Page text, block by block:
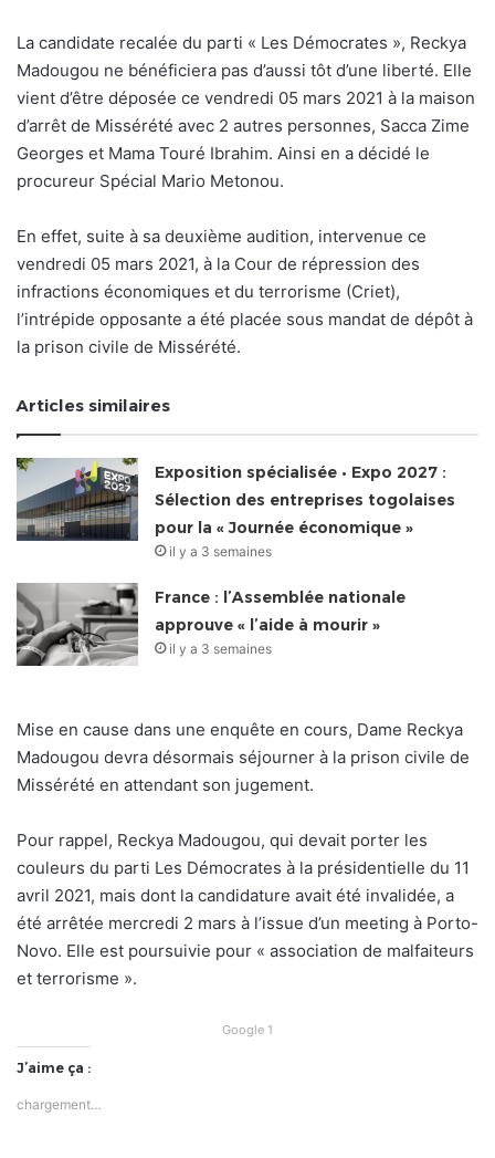
La candidate recalée du parti « Les Démocrates », Reckya
Madougou ne bénéficiera pas d’aussi tôt d’une liberté. Elle
vient d’être déposée ce vendredi 05 mars 2021 à la maison
d’arrêt de Missérété avec 2 autres personnes, Sacca Zime
Georges et Mama Touré Ibrahim. Ainsi en a décidé le
procureur Spécial Mario Metonou.
En effet, suite à sa deuxième audition, intervenue ce
vendredi 05 mars 2021, à la Cour de répression des
infractions économiques et du terrorisme (Criet),
l’intrépide opposante a été placée sous mandat de dépôt à
la prison civile de Missérété.
Articles similaires
Exposition spécialisée • Expo 2027 :
Sélection des entreprises togolaises
pour la « Journée économique »
il y a 3 semaines
France : l’Assemblée nationale
approuve « l’aide à mourir »
il y a 3 semaines
Mise en cause dans une enquête en cours, Dame Reckya
Madougou devra désormais séjourner à la prison civile de
Missérété en attendant son jugement.
Pour rappel, Reckya Madougou, qui devait porter les
couleurs du parti Les Démocrates à la présidentielle du 11
avril 2021, mais dont la candidature avait été invalidée, a
été arrêtée mercredi 2 mars à l’issue d’un meeting à Porto-
Novo. Elle est poursuivie pour « association de malfaiteurs
et terrorisme ».
Google 1
J’aime ça :
chargement…